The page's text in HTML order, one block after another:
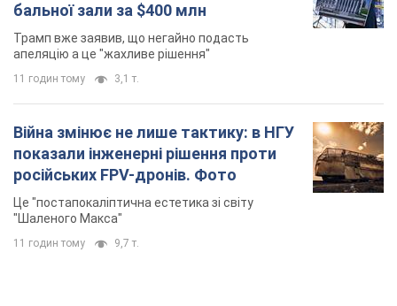
бальної зали за $400 млн
Трамп вже заявив, що негайно подасть
апеляцію а це "жахливе рішення"
11 годин тому 3,1 т.
Війна змінює не лише тактику: в НГУ
показали інженерні рішення проти
російських FPV-дронів. Фото
Це "постапокаліптична естетика зі світу
"Шаленого Макса"
11 годин тому 9,7 т.